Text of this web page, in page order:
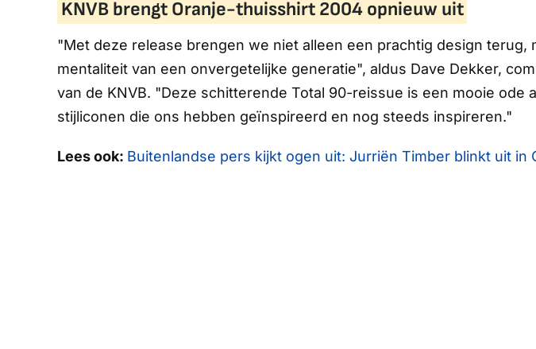
KNVB brengt Oranje-thuisshirt 2004 opnieuw uit
"Met deze release brengen we niet alleen een prachtig design terug,
mentaliteit van een onvergetelijke generatie", aldus Dave Dekker,
van de KNVB. "Deze schitterende Total 90-reissue is een mooie ode
stijliconen die ons hebben geïnspireerd en nog steeds inspireren."
Lees ook: Buitenlandse pers kijkt ogen uit: Jurriën Timber blinkt uit in